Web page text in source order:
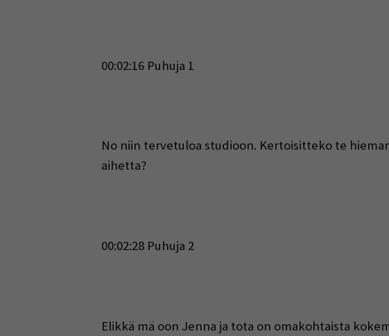
00:02:16 Puhuja 1
No niin tervetuloa studioon. Kertoisitteko te
aihetta?
00:02:28 Puhuja 2
Elikkä mä oon Jenna ja tota on omakohtaista